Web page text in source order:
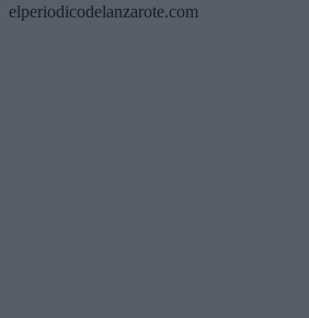
elperiodicodelanzarote.com